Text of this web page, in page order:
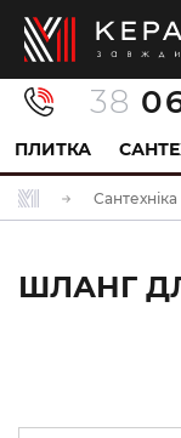
38
ПЛИТКА
Сантехніка
ШЛАНГ